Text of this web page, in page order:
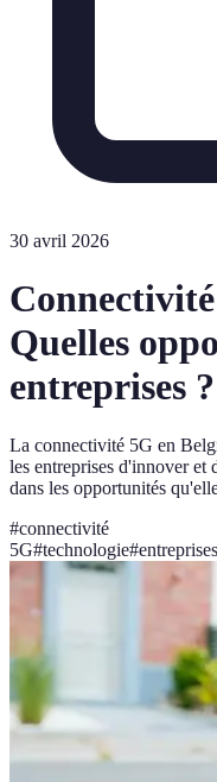
30 avril 2026
Quelles
entreprises ?
La connectivité 5G en
les entreprises d'innover
dans les opportunités
#connectivité
5G#technologie#entreprises